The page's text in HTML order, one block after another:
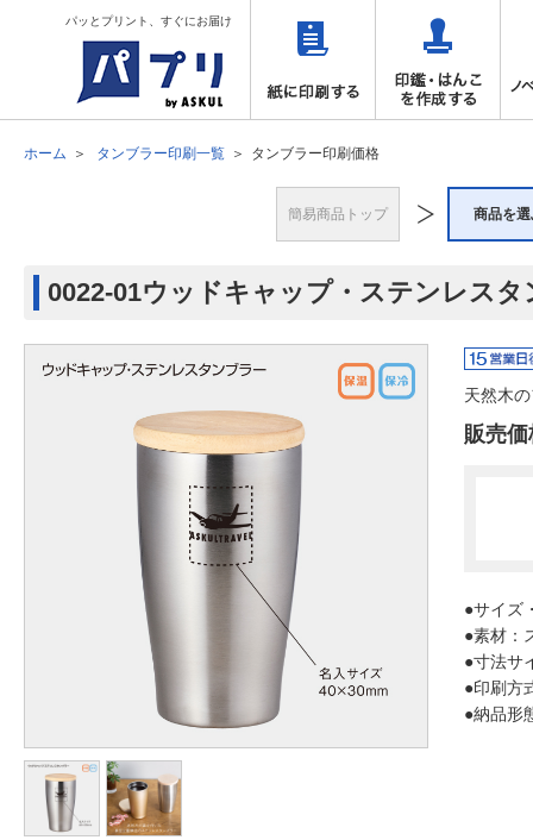
パッとプリント、すぐにお届け
ホーム タンブラー印刷一覧 タンブラー印刷価格
簡易商品トップ 商品を
0022-01ウッドキャップ・ステンレス
天然木
販売価
●サイズ
●素材：
●寸法サ
●印刷方
●納品形